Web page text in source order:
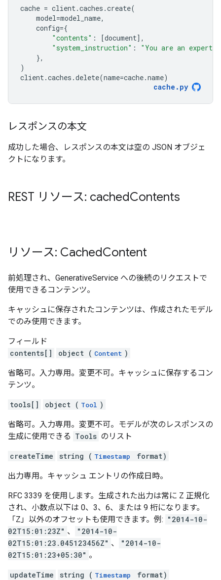
cache = client.caches .create(
model=model_name,
config={
"contents" : [document],
"system_instruction" :
"You are an expert
},
)
client.caches .delete(name=cache.name)
cache . py
レスポンスの本文
成功した場合、レスポンスの本文は空の JSON オブジェ
クトになります。
REST リソース: cachedContents
リソース: CachedContent
前処理され、GenerativeService への後続のリクエストで
使用できるコンテンツ。
キャッシュに保存されたコンテンツは、作成されたモデル
でのみ使用できます。
フィールド
contents[]
object ( Content )
省略可。入力専用。変更不可。キャッシュに保存するコン
テンツ。
tools[] object ( Tool )
省略可。入力専用。変更不可。モデルが次のレスポンスの
生成に使用できる Tools のリスト
createTime string ( Timestamp format)
出力専用。キャッシュ エントリの作成日時。
RFC 3339 を使用します。生成された出力は常に Z 正規化
され、小数点以下は 0、3、6、または 9 桁になります。
「Z」以外のオフセットも使用できます。例: "2014-10-
02T15:01:23Z" 、
"2014-10-
02T15:01:23.045123456Z" 、
"2014-10-
02T15:01:23+05:30" 。
updateTime string ( Timestamp format)